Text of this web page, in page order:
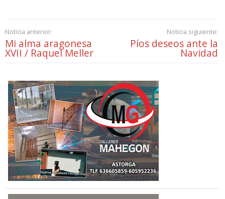
Noticia anterior:
Mi alma aragonesa
XVII / Raquel Meller
Noticia siguiente:
Píos deseos ante la
Navidad